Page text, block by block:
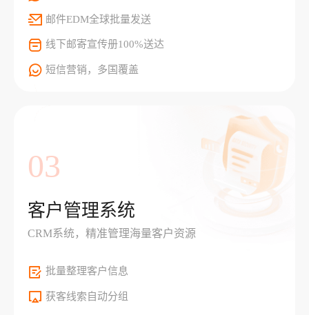
邮件EDM全球批量发送
线下邮寄宣传册100%送达
短信营销，多国覆盖
03
客户管理系统
CRM系统，精准管理海量客户资源
批量整理客户信息
获客线索自动分组